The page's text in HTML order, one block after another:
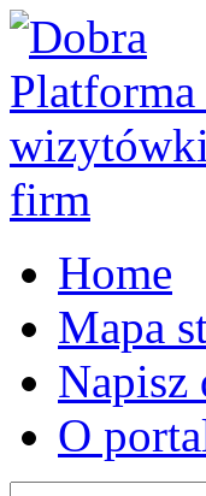
Home
Mapa
Napisz
O